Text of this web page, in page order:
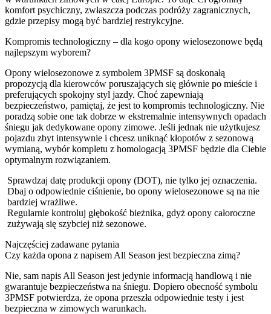
komfort psychiczny, zwłaszcza podczas podróży zagranicznych,
gdzie przepisy mogą być bardziej restrykcyjne.
Kompromis technologiczny – dla kogo opony wielosezonowe będą
najlepszym wyborem?
Opony wielosezonowe z symbolem 3PMSF są doskonałą
propozycją dla kierowców poruszających się głównie po mieście i
preferujących spokojny styl jazdy. Choć zapewniają
bezpieczeństwo, pamiętaj, że jest to kompromis technologiczny. Nie
poradzą sobie one tak dobrze w ekstremalnie intensywnych opadach
śniegu jak dedykowane opony zimowe. Jeśli jednak nie użytkujesz
pojazdu zbyt intensywnie i chcesz uniknąć kłopotów z sezonową
wymianą, wybór kompletu z homologacją 3PMSF będzie dla Ciebie
optymalnym rozwiązaniem.
Sprawdzaj datę produkcji opony (DOT), nie tylko jej oznaczenia.
Dbaj o odpowiednie ciśnienie, bo opony wielosezonowe są na nie
bardziej wrażliwe.
Regularnie kontroluj głębokość bieżnika, gdyż opony całoroczne
zużywają się szybciej niż sezonowe.
Najczęściej zadawane pytania
Czy każda opona z napisem All Season jest bezpieczna zimą?
Nie, sam napis All Season jest jedynie informacją handlową i nie
gwarantuje bezpieczeństwa na śniegu. Dopiero obecność symbolu
3PMSF potwierdza, że opona przeszła odpowiednie testy i jest
bezpieczna w zimowych warunkach.